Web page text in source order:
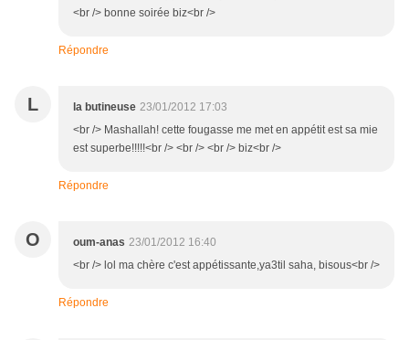
<br /> bonne soirée biz<br />
Répondre
L la butineuse 23/01/2012 17:03
<br /> Mashallah! cette fougasse me met en appétit est sa mie
est superbe!!!!!<br /> <br /> <br /> biz<br />
Répondre
O oum-anas 23/01/2012 16:40
<br /> lol ma chère c'est appétissante,ya3til saha, bisous<br />
Répondre